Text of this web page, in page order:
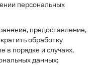
персональных
предоставление,
обработку
в порядке и случаях,
данных;